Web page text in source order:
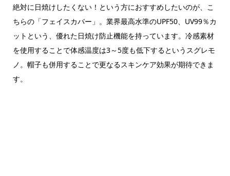
絶対に日焼けしたくない！という方におすすめしたいのが、こ
ちらの「フェイスカバー」。業界最高水準のUPF50、UV99％カ
ットという、優れた日焼け防止機能を持っています。冷感素材
を使用することで体感温度は3～5度も低下するというスグレモ
ノ。帽子も併用することで更なるスキンケア効果が期待できま
す。